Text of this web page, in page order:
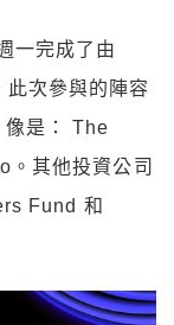
一完成了由
次參與的陣容
像是： The
其他投資公司
Fund 和